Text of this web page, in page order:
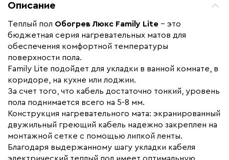
Мощность (Вт)
Назначение Под плитку / керамогранит
Монтаж
Макс. ток нагрузки (А) 3,1
Ширина (мм)
Толщина (мм) 4.3
Длина установочного провода, м
Страна производства
Описание
Теплый пол Обогрев Люкс Family Lite – это
бюджетная серия нагревательных матов для
обеспечения комфортной температуры
поверхности пола.
Family Lite подойдет для укладки в ванной комнате, в
коридоре, на кухне или лоджии.
За счет того, что кабель достаточно тонкий, уровень
пола поднимается всего на 5-8 мм.
Конструкция нагревательного мата: экранированный
двужильный греющий кабель надежно закреплен на
монтажной сетке с помощью липкой ленты.
Благодаря выдержанному шагу укладки кабеля